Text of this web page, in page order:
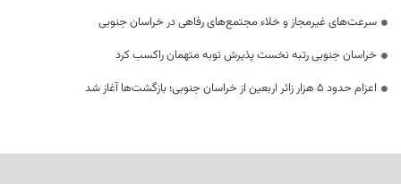
سرعت‌های غیرمجاز و خلاء مجتمع‌های رفاهی در خراسان جنوبی
خراسان جنوبی رتبه نخست پذیرش توبه متهمان راکسب کرد
اعزام حدود 5 هزار زائر اربعین از خراسان جنوبی؛ بازگشت‌ها آغاز شد